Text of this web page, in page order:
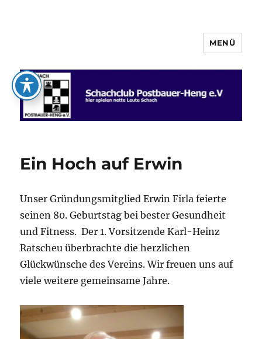
Schachclub Postbauer-Heng e.V.
MENÜ
Ein Hoch auf Erwin
Unser Gründungsmitglied Erwin Firla feierte
seinen 80. Geburtstag bei bester Gesundheit
und Fitness. Der 1. Vorsitzende Karl-Heinz
Ratscheu überbrachte die herzlichen
Glückwünsche des Vereins. Wir freuen uns auf
viele weitere gemeinsame Jahre.